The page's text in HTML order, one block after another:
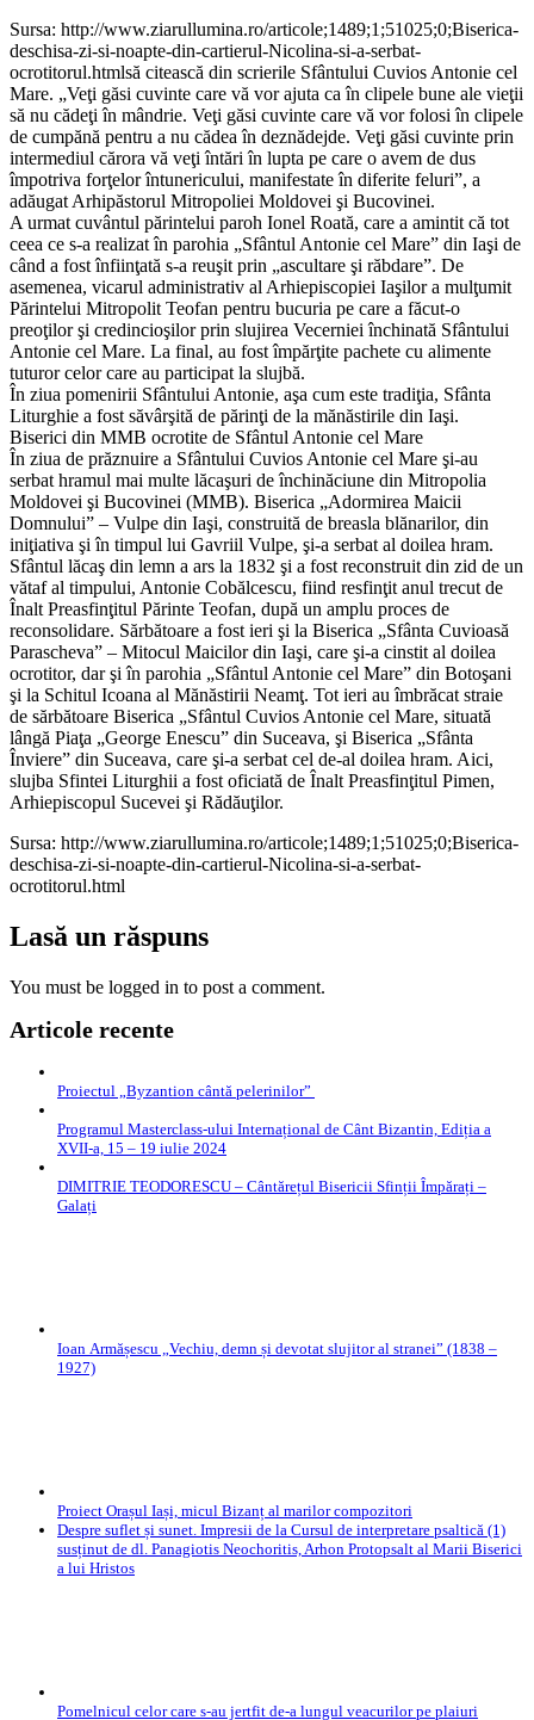
Sursa: http://www.ziarullumina.ro/articole;1489;1;51025;0;Biserica-
deschisa-zi-si-noapte-din-cartierul-Nicolina-si-a-serbat-
ocrotitorul.htmlsă citească din scrierile Sfântului Cuvios Antonie cel
Mare. „Veţi găsi cuvinte care vă vor ajuta ca în clipele bune ale vieţii
să nu cădeţi în mândrie. Veţi găsi cuvinte care vă vor folosi în clipele
de cumpănă pentru a nu cădea în deznădejde. Veţi găsi cuvinte prin
intermediul cărora vă veţi întări în lupta pe care o avem de dus
împotriva forţelor întunericului, manifestate în diferite feluri”, a
adăugat Arhipăstorul Mitropoliei Moldovei şi Bucovinei.
A urmat cuvântul părintelui paroh Ionel Roată, care a amintit că tot
ceea ce s-a realizat în parohia „Sfântul Antonie cel Mare” din Iaşi de
când a fost înfiinţată s-a reuşit prin „ascultare şi răbdare”. De
asemenea, vicarul administrativ al Arhiepiscopiei Iaşilor a mulţumit
Părintelui Mitropolit Teofan pentru bucuria pe care a făcut-o
preoţilor şi credincioşilor prin slujirea Vecerniei închinată Sfântului
Antonie cel Mare. La final, au fost împărţite pachete cu alimente
tuturor celor care au participat la slujbă.
În ziua pomenirii Sfântului Antonie, aşa cum este tradiţia, Sfânta
Liturghie a fost săvârşită de părinţi de la mănăstirile din Iaşi.
Biserici din MMB ocrotite de Sfântul Antonie cel Mare
În ziua de prăznuire a Sfântului Cuvios Antonie cel Mare şi-au
serbat hramul mai multe lăcaşuri de închinăciune din Mitropolia
Moldovei şi Bucovinei (MMB). Biserica „Adormirea Maicii
Domnului” – Vulpe din Iaşi, construită de breasla blănarilor, din
iniţiativa şi în timpul lui Gavriil Vulpe, şi-a serbat al doilea hram.
Sfântul lăcaş din lemn a ars la 1832 şi a fost reconstruit din zid de un
vătaf al timpului, Antonie Cobălcescu, fiind resfinţit anul trecut de
Înalt Preasfinţitul Părinte Teofan, după un amplu proces de
reconsolidare. Sărbătoare a fost ieri şi la Biserica „Sfânta Cuvioasă
Parascheva” – Mitocul Maicilor din Iaşi, care şi-a cinstit al doilea
ocrotitor, dar şi în parohia „Sfântul Antonie cel Mare” din Botoşani
şi la Schitul Icoana al Mănăstirii Neamţ. Tot ieri au îmbrăcat straie
de sărbătoare Biserica „Sfântul Cuvios Antonie cel Mare, situată
lângă Piaţa „George Enescu” din Suceava, şi Biserica „Sfânta
Înviere” din Suceava, care şi-a serbat cel de-al doilea hram. Aici,
slujba Sfintei Liturghii a fost oficiată de Înalt Preasfinţitul Pimen,
Arhiepiscopul Sucevei şi Rădăuţilor.
Sursa: http://www.ziarullumina.ro/articole;1489;1;51025;0;Biserica-
deschisa-zi-si-noapte-din-cartierul-Nicolina-si-a-serbat-
ocrotitorul.html
Lasă un răspuns
You must be logged in to post a comment.
Articole recente
Proiectul „Byzantion cântă pelerinilor”
Programul Masterclass-ului Internațional de Cânt Bizantin, Ediția a
XVII-a, 15 – 19 iulie 2024
DIMITRIE TEODORESCU – Cântărețul Bisericii Sfinții Împărați –
Galați
Ioan Armășescu „Vechiu, demn și devotat slujitor al stranei” (1838 –
1927)
Proiect Orașul Iași, micul Bizanț al marilor compozitori
Despre suflet și sunet. Impresii de la Cursul de interpretare psaltică (1)
susținut de dl. Panagiotis Neochoritis, Arhon Protopsalt al Marii Biserici
a lui Hristos
Pomelnicul celor care s-au jertfit de-a lungul veacurilor pe plaiuri